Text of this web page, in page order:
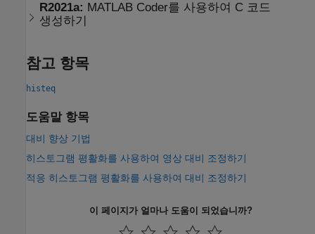
R2021a: MATLAB Coder를 사용하여 C 코드
생성하기
참고 항목
histeq
도움말 항목
대비 향상 기법
히스토그램 평활화를 사용하여 영상 대비 조정하기
적응 히스토그램 평활화를 사용하여 대비 조정하기
이 페이지가 얼마나 도움이 되었습니까?